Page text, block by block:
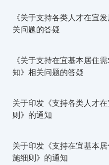
《关于支持各类人才在宜
关问题的答疑
《关于支持在宜基本居住
知》相关问题的答疑
关于印发《支持各类人才
则》的通知
关于印发《支持在宜基本
施细则》的通知